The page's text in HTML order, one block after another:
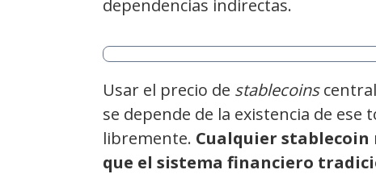
dependencias indirectas.
Usar el precio de stablecoins
se depende de la existencia de
libremente. Cualquier stablecoin
que el sistema financiero